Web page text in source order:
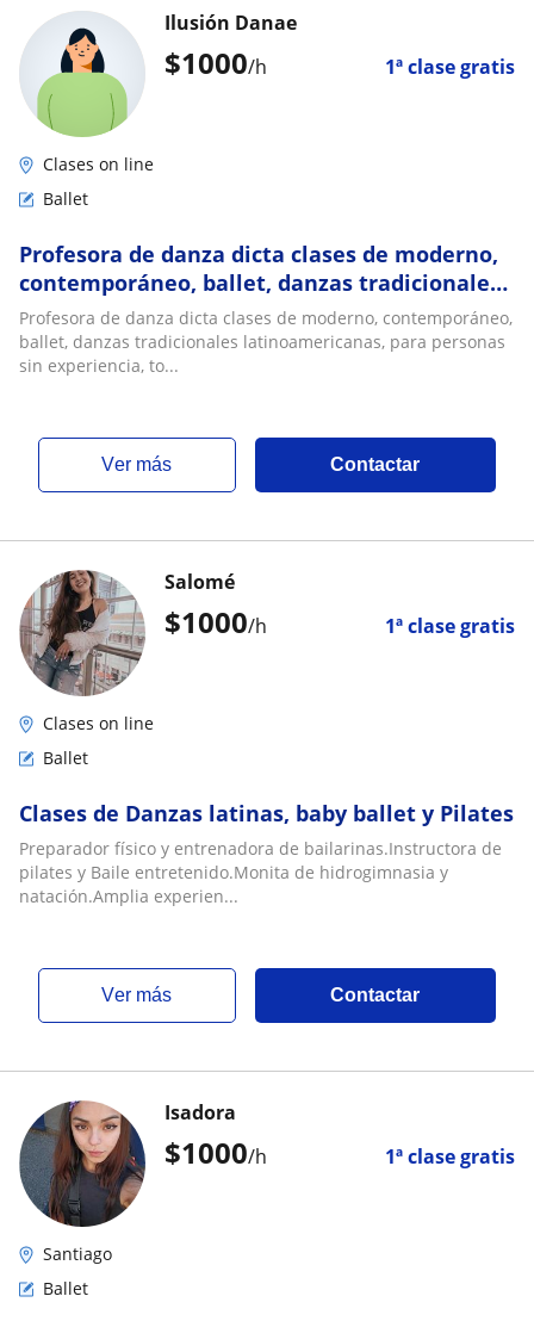
$1000/h 1ª clase gratis
Ilusión Danae
Clases on line
Ballet
Profesora de danza dicta clases de moderno,
contemporáneo, ballet, danzas tradicionales
latinoamericanas, para personas sin
experiencia, todas las edades
Profesora de danza dicta clases de moderno, contemporáneo,
ballet, danzas tradicionales latinoamericanas, para personas
sin experiencia, to...
ver más Contactar
$1000/h 1ª clase gratis
Salomé
Clases on line
Ballet
Clases de Danzas latinas, baby ballet y Pilates
Preparador físico y entrenadora de bailarinas.Instructora de
pilates y Baile entretenido.Monita de hidrogimnasia y
natación.Amplia experien...
ver más Contactar
$1000/h 1ª clase gratis
Isadora
Santiago
Ballet